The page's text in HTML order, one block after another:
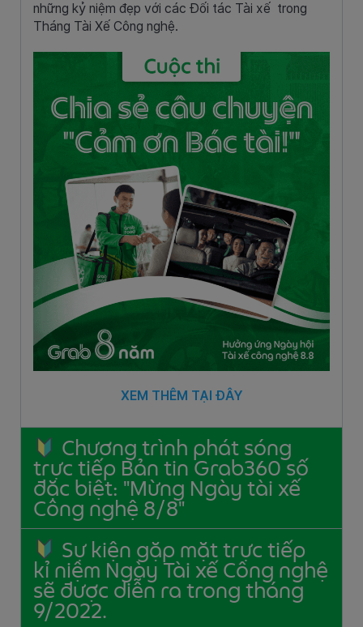
những kỷ niệm đẹp với các Đối tác Tài xế trong
Tháng Tài Xế Công nghệ.
XEM THÊM TẠI ĐÂY
Chương trình phát sóng
trực tiếp Bản tin Grab360 số
đặc biệt: "Mừng Ngày tài xế
Công nghệ 8/8"
Sự kiện gặp mặt trực tiếp
kỉ niệm Ngày Tài xế Công nghệ
sẽ được diễn ra trong tháng
9/2022.